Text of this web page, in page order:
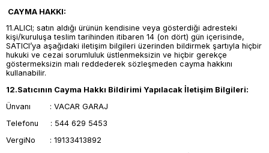
CAYMA HAKKI:
11.ALICI; satın aldığı ürünün kendisine veya gösterdiği adresteki
kişi/kuruluşa teslim tarihinden itibaren 14 (on dört) gün içerisinde,
SATICI’ya aşağıdaki iletişim bilgileri üzerinden bildirmek şartıyla hiçbir
hukuki ve cezai sorumluluk üstlenmeksizin ve hiçbir gerekçe
göstermeksizin malı reddederek sözleşmeden cayma hakkını
kullanabilir.
12.Satıcının Cayma Hakkı Bildirimi Yapılacak İletişim Bilgileri:
Ünvanı : VACAR GARAJ
Telefonu : 544 629 5453
VergiNo : 19133413892